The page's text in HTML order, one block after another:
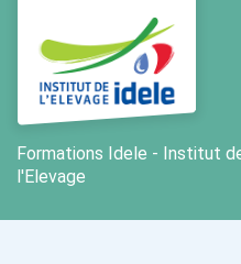
Aller au menu principal
Aller au contenu principal
Personnaliser l'interface
Formations Idele - Institut
l'Elevage